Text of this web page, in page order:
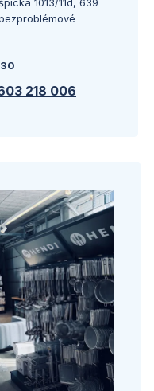
1013/11d, 639
218 006